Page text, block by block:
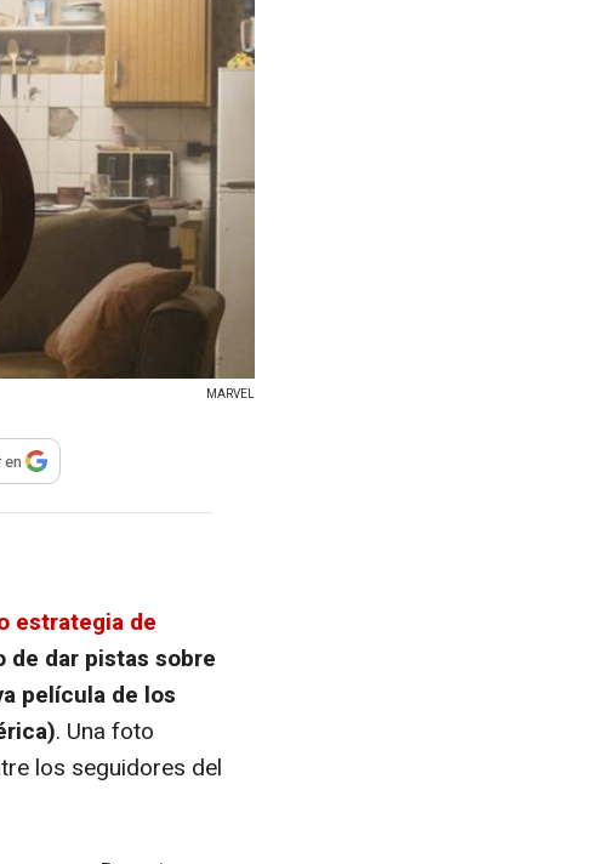
MARVEL
en
estrategia de
de dar pistas sobre
película de los
. Una foto
los seguidores del